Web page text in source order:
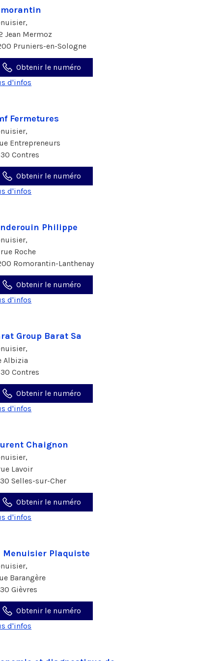
Jean Mermoz
Pruniers-en-Sologne
Obtenir le numéro
d'infos
Fermetures
Entrepreneurs
Contres
Obtenir le numéro
d'infos
Philippe
Roche
Romorantin-Lanthenay
Obtenir le numéro
d'infos
Group Barat Sa
Albizia
Contres
Obtenir le numéro
d'infos
Chaignon
Lavoir
Selles-sur-Cher
Obtenir le numéro
d'infos
Menuisier Plaquiste
Barangère
Gièvres
Obtenir le numéro
d'infos